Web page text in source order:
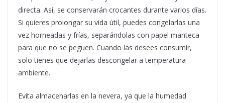
directa. Así, se conservarán crocantes durante varios días.
Si quieres prolongar su vida útil, puedes congelarlas una
vez horneadas y frías, separándolas con papel manteca
para que no se peguen. Cuando las desees consumir,
solo tienes que dejarlas descongelar a temperatura
ambiente.
Evita almacenarlas en la nevera, ya que la humedad